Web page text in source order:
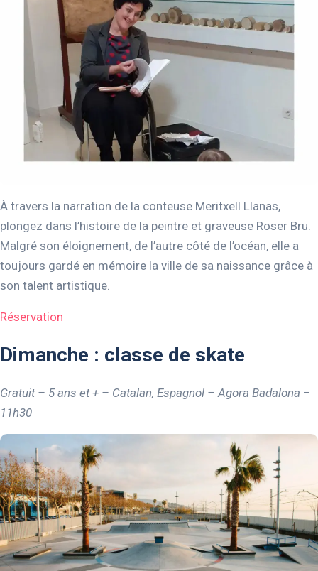
À travers la narration de la conteuse Meritxell Llanas,
plongez dans l’histoire de la peintre et graveuse Roser Bru.
Malgré son éloignement, de l’autre côté de l’océan, elle a
toujours gardé en mémoire la ville de sa naissance grâce à
son talent artistique.
Réservation
Dimanche : classe de skate
Gratuit – 5 ans et + – Catalan, Espagnol – Agora Badalona –
11h30